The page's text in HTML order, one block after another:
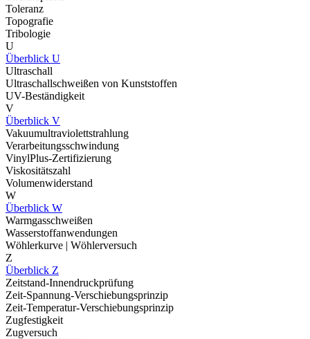
Toleranz
Topografie
Tribologie
U
Überblick U
Ultraschall
Ultraschallschweißen von Kunststoffen
UV-Beständigkeit
V
Überblick V
Vakuumultraviolettstrahlung
Verarbeitungsschwindung
VinylPlus-Zertifizierung
Viskositätszahl
Volumenwiderstand
W
Überblick W
Warmgasschweißen
Wasserstoffanwendungen
Wöhlerkurve | Wöhlerversuch
Z
Überblick Z
Zeitstand-Innendruckprüfung
Zeit-Spannung-Verschiebungsprinzip
Zeit-Temperatur-Verschiebungsprinzip
Zugfestigkeit
Zugversuch